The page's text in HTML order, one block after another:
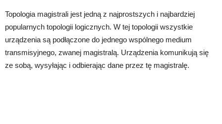
Topologia magistrali jest jedną z najprostszych i najbardziej
popularnych topologii logicznych. W tej topologii wszystkie
urządzenia są podłączone do jednego wspólnego medium
transmisyjnego, zwanej magistralą. Urządzenia komunikują się
ze sobą, wysyłając i odbierając dane przez tę magistralę.